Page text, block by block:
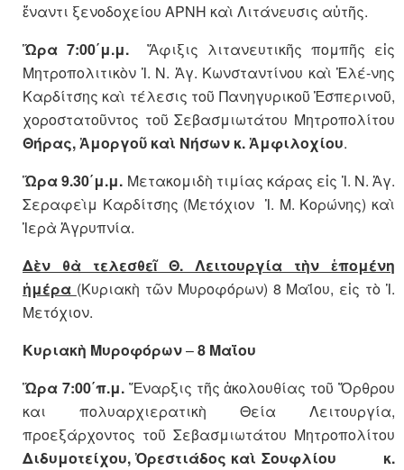
ἔναντι ξενοδοχείου ΑΡΝΗ καὶ Λιτάνευσις αὐτῆς.
Ὥρα 7:00΄μ.μ. Ἄφιξις λιτανευτικῆς πομπῆς εἰς
Μητροπολιτικὸν Ἱ. Ν. Ἁγ. Κωνσταντίνου καὶ Ἑλέ-νης
Καρδίτσης καὶ τέλεσις τοῦ Πανηγυρικοῦ Ἑσπερινοῦ,
χοροστατοῦντος τοῦ Σεβασμιωτάτου Μητροπολίτου
Θήρας, Ἀμοργοῦ καὶ Νήσων κ. Ἀμφιλοχίου.
Ὥρα 9.30΄μ.μ. Μετακομιδὴ τιμίας κάρας εἰς Ἱ. Ν. Ἁγ.
Σεραφεὶμ Καρδίτσης (Μετόχιον Ἱ. Μ. Κορώνης) καὶ
Ἱερὰ Ἀγρυπνία.
Δὲν θὰ τελεσθεῖ Θ. Λειτουργία τὴν ἑπομένη
ἡμέρα (Κυριακὴ τῶν Μυροφόρων) 8 Μαΐου, εἰς τὸ Ἱ.
Μετόχιον.
Κυριακὴ Μυροφόρων–8 Μαΐου
Ὥρα 7:00΄π.μ.Ἔναρξις τῆς ἀκολουθίας τοῦ Ὄρθρου
και πολυαρχιερατικὴ Θεία Λειτουργία,
προεξάρχοντος τοῦ Σεβασμιωτάτου Μητροπολίτου
Διδυμοτείχου, Ὀρεστιάδος καὶ Σουφλίου κ.